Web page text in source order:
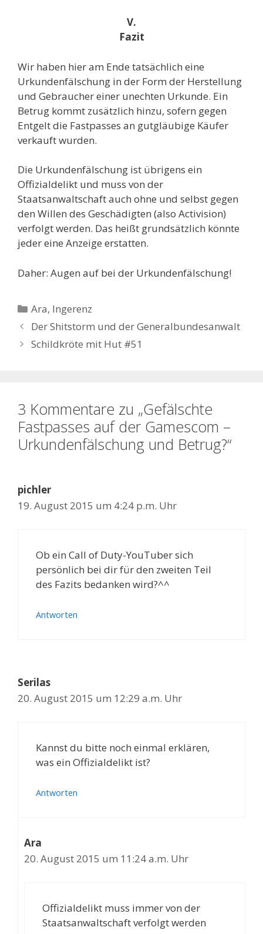
V.
Fazit
Wir haben hier am Ende tatsächlich eine
Urkundenfälschung in der Form der Herstellung
und Gebraucher einer unechten Urkunde. Ein
Betrug kommt zusätzlich hinzu, sofern gegen
Entgelt die Fastpasses an gutgläubige Käufer
verkauft wurden.
Die Urkundenfälschung ist übrigens ein
Offizialdelikt und muss von der
Staatsanwaltschaft auch ohne und selbst gegen
den Willen des Geschädigten (also Activision)
verfolgt werden. Das heißt grundsätzlich könnte
jeder eine Anzeige erstatten.
Daher: Augen auf bei der Urkundenfälschung!
Kategorien
Ara, Ingerenz
Der Shitstorm und der Generalbundesanwalt
Schildkröte mit Hut #51
3 Kommentare zu „Gefälschte
Fastpasses auf der Gamescom –
Urkundenfälschung und Betrug?“
pichler
19. August 2015 um 4:24 p.m. Uhr
Ob ein Call of Duty-YouTuber sich
persönlich bei dir für den zweiten Teil
des Fazits bedanken wird?^^
Antworten
Serilas
20. August 2015 um 12:29 a.m. Uhr
Kannst du bitte noch einmal erklären,
was ein Offizialdelikt ist?
Antworten
Ara
20. August 2015 um 11:24 a.m. Uhr
Offizialdelikt muss immer von der
Staatsanwaltschaft verfolgt werden